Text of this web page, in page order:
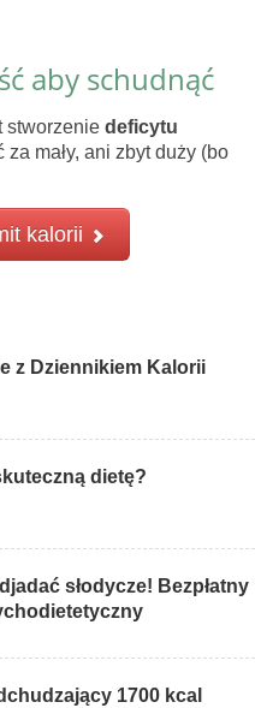
aby schudnąć
stworzenie deficytu
za mały, ani zbyt duży (bo
kalorii
z Dziennikiem Kalorii
dietę?
słodycze! Bezpłatny
1700 kcal